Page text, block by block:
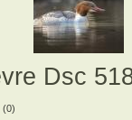
Dsc
(0)